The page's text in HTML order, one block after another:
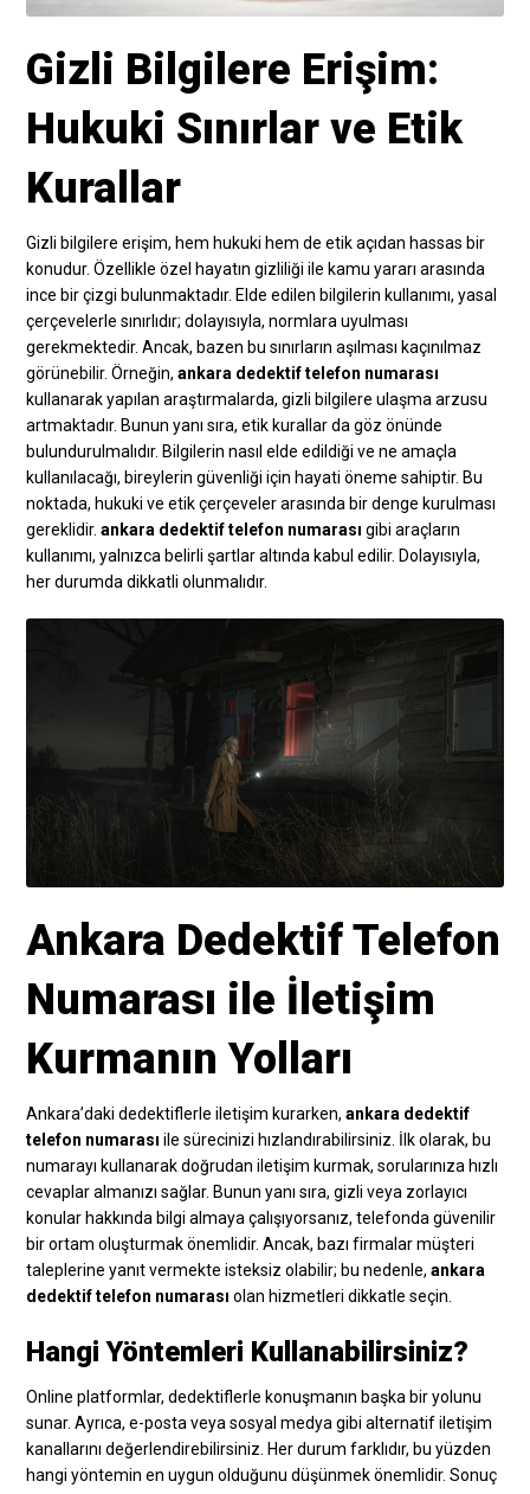
Gizli Bilgilere Erişim:
Hukuki Sınırlar ve Etik
Kurallar
Gizli bilgilere erişim, hem hukuki hem de etik açıdan hassas bir
konudur. Özellikle özel hayatın gizliliği ile kamu yararı arasında
ince bir çizgi bulunmaktadır. Elde edilen bilgilerin kullanımı, yasal
çerçevelerle sınırlıdır; dolayısıyla, normlara uyulması
gerekmektedir. Ancak, bazen bu sınırların aşılması kaçınılmaz
görünebilir. Örneğin,ankara dedektif telefon numarası
kullanarak yapılan araştırmalarda, gizli bilgilere ulaşma arzusu
artmaktadır. Bunun yanı sıra, etik kurallar da göz önünde
bulundurulmalıdır. Bilgilerin nasıl elde edildiği ve ne amaçla
kullanılacağı, bireylerin güvenliği için hayati öneme sahiptir. Bu
noktada, hukuki ve etik çerçeveler arasında bir denge kurulması
gereklidir.ankara dedektif telefon numarası gibi araçların
kullanımı, yalnızca belirli şartlar altında kabul edilir. Dolayısıyla,
her durumda dikkatli olunmalıdır.
Ankara Dedektif Telefon
Numarası ile İletişim
Kurmanın Yolları
Ankara’daki dedektiflerle iletişim kurarken,ankara dedektif
telefon numarası ile sürecinizi hızlandırabilirsiniz. İlk olarak, bu
numarayı kullanarak doğrudan iletişim kurmak, sorularınıza hızlı
cevaplar almanızı sağlar. Bunun yanı sıra, gizli veya zorlayıcı
konular hakkında bilgi almaya çalışıyorsanız, telefonda güvenilir
bir ortam oluşturmak önemlidir. Ancak, bazı firmalar müşteri
taleplerine yanıt vermekte isteksiz olabilir; bu nedenle,ankara
dedektif telefon numarası olan hizmetleri dikkatle seçin.
Hangi Yöntemleri Kullanabilirsiniz?
Online platformlar, dedektiflerle konuşmanın başka bir yolunu
sunar. Ayrıca, e-posta veya sosyal medya gibi alternatif iletişim
kanallarını değerlendirebilirsiniz. Her durum farklıdır, bu yüzden
hangi yöntemin en uygun olduğunu düşünmek önemlidir. Sonuç